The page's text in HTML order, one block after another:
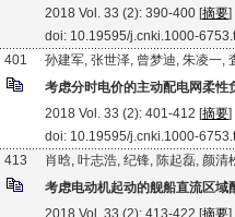
2018 Vol. 33 (2): 390-400 [摘要]
doi: 10.19595/j.cnki.1000-
401
孙建军, 张世泽, 曾梦迪, 朱凌一,
考虑分时电价的主动配电网柔性
2018 Vol. 33 (2): 401-412 [摘要]
doi: 10.19595/j.cnki.1000-
413
肖晗, 叶志浩, 纪锋, 陈起磊, 颜清
考虑电动机起动的舰船直流区域
2018 Vol. 33 (2): 413-422 [摘要]